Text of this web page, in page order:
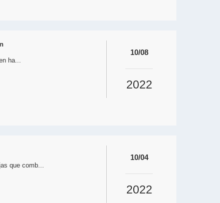
ha...
10/08
2022
que comb...
10/04
2022